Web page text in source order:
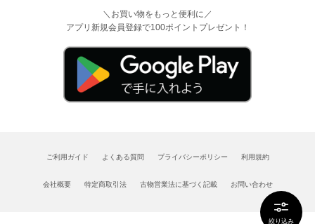
絞り込み
＼お買い物をもっと便利に／
アプリ新規会員登録で100ポイントプレゼント！
ご利用ガイド よくある質問 プライバシーポリシー 利用規約
会社概要 特定商取引法 古物営業法に基づく記載 お問い合わせ